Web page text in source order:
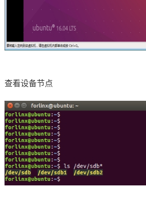
查看设备节点